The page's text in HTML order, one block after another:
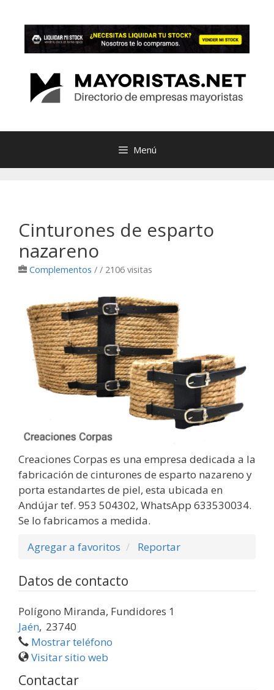
contenido
Menú
Cinturones de esparto
nazareno
Complementos / / 2106 visitas
Creaciones Corpas es una empresa dedicada a la
fabricación de cinturones de esparto nazareno y
porta estandartes de piel, esta ubicada en
Andújar tef. 953 504302, WhatsApp 633530034.
Se lo fabricamos a medida.
Agregar a favoritos
Reportar
Datos de contacto
Polígono Miranda, Fundidores 1
Jaén, 23740
Mostrar teléfono
Visitar sitio web
Contactar